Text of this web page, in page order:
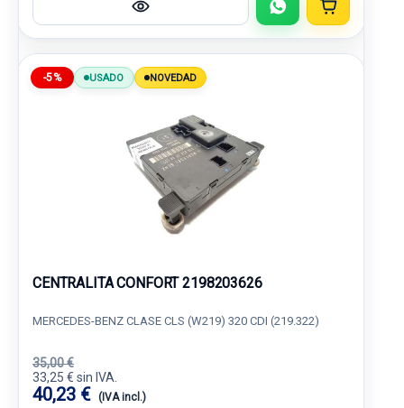
-5% USADO NOVEDAD
CENTRALITA CONFORT 2198203626
MERCEDES-BENZ CLASE CLS (W219) 320 CDI (219.322)
35,00 €
33,25 € sin IVA.
40,23 € (IVA incl.)